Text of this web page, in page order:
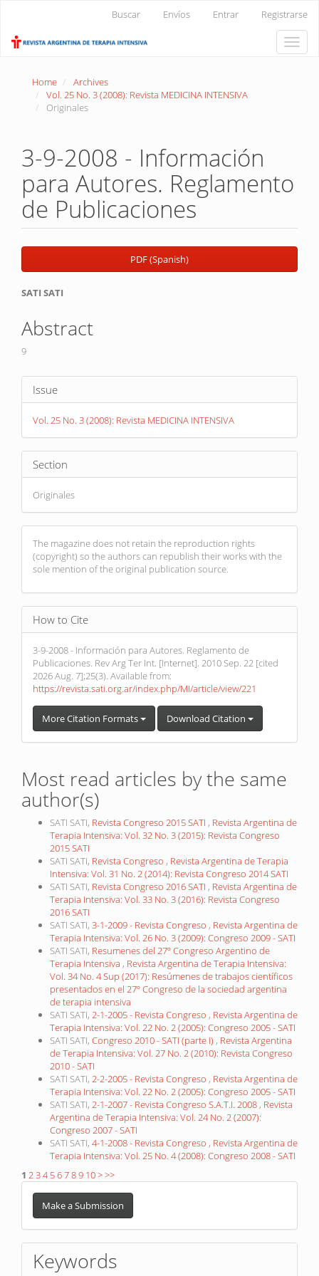
Content
Buscar Envíos Entrar Registrarse
Toggle
Home
Archives
Vol. 25 No. 3 (2008): Revista MEDICINA INTENSIVA
Originales
3-9-2008 - Información
para Autores. Reglamento
de Publicaciones
Article
Sidebar
PDF (Spanish)
Main
Article
Content
SATI SATI
Abstract
9
Article
Details
Issue
Vol. 25 No. 3 (2008): Revista MEDICINA INTENSIVA
Section
Originales
The magazine does not retain the reproduction rights
(copyright) so the authors can republish their works with the
sole mention of the original publication source.
How to Cite
3-9-2008 - Información para Autores. Reglamento de
Publicaciones. Rev Arg Ter Int. [Internet]. 2010 Sep. 22 [cited
2026 Aug. 7];25(3). Available from:
https://revista.sati.org.ar/index.php/MI/article/view/221
More Citation Formats Download Citation
Most read articles by the same
author(s)
SATI SATI, Revista Congreso 2015 SATI , Revista Argentina de
Terapia Intensiva: Vol. 32 No. 3 (2015): Revista Congreso
2015 SATI
SATI SATI, Revista Congreso , Revista Argentina de Terapia
Intensiva: Vol. 31 No. 2 (2014): Revista Congreso 2014 SATI
SATI SATI, Revista Congreso 2016 SATI , Revista Argentina de
Terapia Intensiva: Vol. 33 No. 3 (2016): Revista Congreso
2016 SATI
SATI SATI, 3-1-2009 - Revista Congreso , Revista Argentina de
Terapia Intensiva: Vol. 26 No. 3 (2009): Congreso 2009 - SATI
SATI SATI, Resumenes del 27º Congreso Argentino de
Terapia Intensiva , Revista Argentina de Terapia Intensiva:
Vol. 34 No. 4 Sup (2017): Resúmenes de trabajos científicos
presentados en el 27º Congreso de la sociedad argentina
de terapia intensiva
SATI SATI, 2-1-2005 - Revista Congreso , Revista Argentina de
Terapia Intensiva: Vol. 22 No. 2 (2005): Congreso 2005 - SATI
SATI SATI, Congreso 2010 - SATI (parte I) , Revista Argentina
de Terapia Intensiva: Vol. 27 No. 2 (2010): Revista Congreso
2010 - SATI
SATI SATI, 2-2-2005 - Revista Congreso , Revista Argentina de
Terapia Intensiva: Vol. 22 No. 2 (2005): Congreso 2005 - SATI
SATI SATI, 2-1-2007 - Revista Congreso S.A.T.I. 2008 , Revista
Argentina de Terapia Intensiva: Vol. 24 No. 2 (2007):
Congreso 2007 - SATI
SATI SATI, 4-1-2008 - Revista Congreso , Revista Argentina de
Terapia Intensiva: Vol. 25 No. 4 (2008): Congreso 2008 - SATI
1 2 34 56789 10>>>
Make
Submission
Make a Submission
Keywords